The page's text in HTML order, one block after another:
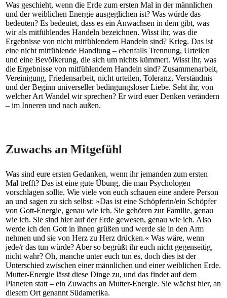
Was geschieht, wenn die Erde zum ersten Mal in der männlichen
und der weiblichen Energie ausgeglichen ist? Was würde das
bedeuten? Es bedeutet, dass es ein Anwachsen in dem gibt, was
wir als mitfühlendes Handeln bezeichnen. Wisst ihr, was die
Ergebnisse von nicht mitfühlendem Handeln sind? Krieg. Das ist
eine nicht mitfühlende Handlung – ebenfalls Trennung, Urteilen
und eine Bevölkerung, die sich um nichts kümmert. Wisst ihr, was
die Ergebnisse von mitfühlendem Handeln sind? Zusammenarbeit,
Vereinigung, Friedensarbeit, nicht urteilen, Toleranz, Verständnis
und der Beginn universeller bedingungsloser Liebe. Seht ihr, von
welcher Art Wandel wir sprechen? Er wird euer Denken verändern
– im Inneren und nach außen.
Zuwachs an Mitgefühl
Was sind eure ersten Gedanken, wenn ihr jemanden zum ersten
Mal trefft? Das ist eine gute Übung, die man Psychologen
vorschlagen sollte. Wie viele von euch schauen eine andere Person
an und sagen zu sich selbst: »Das ist eine Schöpferin/ein Schöpfer
von Gott-Energie, genau wie ich. Sie gehören zur Familie, genau
wie ich. Sie sind hier auf der Erde gewesen, genau wie ich. Also
werde ich den Gott in ihnen grüßen und werde sie in den Arm
nehmen und sie von Herz zu Herz drücken.« Was wäre, wenn
jede/r das tun würde? Aber so begrüßt ihr euch nicht gegenseitig,
nicht wahr? Oh, manche unter euch tun es, doch dies ist der
Unterschied zwischen einer männlichen und einer weiblichen Erde.
Mutter-Energie lässt diese Dinge zu, und das findet auf dem
Planeten statt – ein Zuwachs an Mutter-Energie. Sie wächst hier, an
diesem Ort genannt Südamerika.